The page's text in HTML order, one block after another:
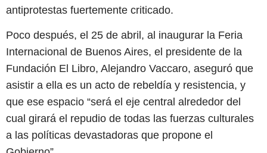
antiprotestas fuertemente criticado.
Poco después, el 25 de abril, al inaugurar la Feria
Internacional de Buenos Aires, el presidente de la
Fundación El Libro, Alejandro Vaccaro, aseguró que
asistir a ella es un acto de rebeldía y resistencia, y
que ese espacio “será el eje central alrededor del
cual girará el repudio de todas las fuerzas culturales
a las políticas devastadoras que propone el